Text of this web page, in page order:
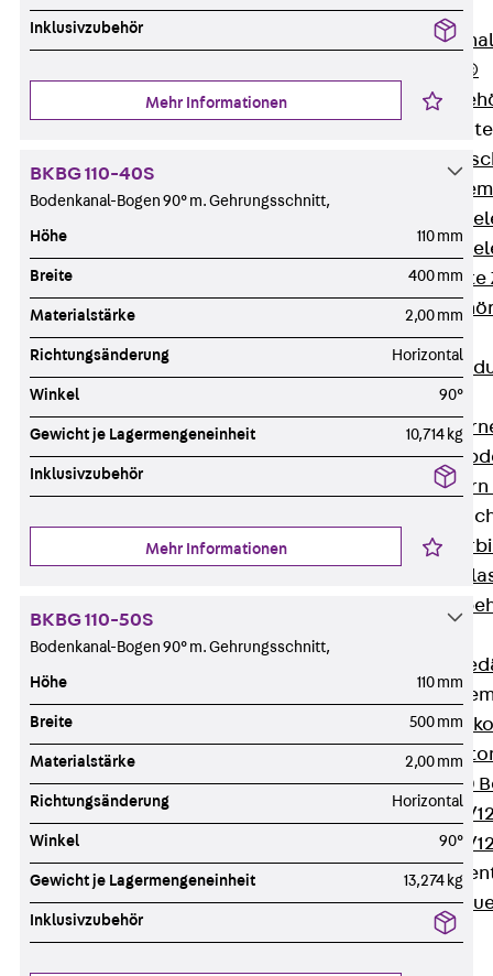
Schalrohre
Zurück
RAPIDOBAT®
Schalrohre
Verbindung
Zurück
Querkraftdorn
Zurück
Wärmedämmung
Zurück
ISOPRO®
ISOPRO® 120
ISOPRO® 80/
ISOPRO® 80/
Zurück
ISOMUR®
Inklusivzubehör
Mehr Informationen
BKBG 110-40S
Bodenkanal-Bogen 90° m. Gehrungsschnitt,
Höhe 110 mm
Breite 400 mm
Materialstärke 2,00 mm
Richtungsänderung Horizontal
Winkel 90°
Gewicht je Lagermengeneinheit 10,714 kg
Inklusivzubehör
Mehr Informationen
BKBG 110-50S
Bodenkanal-Bogen 90° m. Gehrungsschnitt,
Höhe 110 mm
Breite 500 mm
Materialstärke 2,00 mm
Richtungsänderung Horizontal
Winkel 90°
Gewicht je Lagermengeneinheit 13,274 kg
Inklusivzubehör